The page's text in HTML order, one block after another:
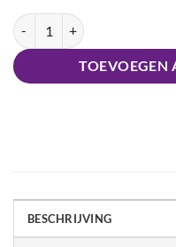
Keune Velvet Smooth
TOEVOEGEN
BESCHRIJVING